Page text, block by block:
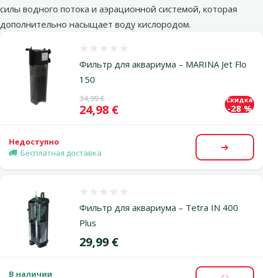
силы водного потока и аэрационной системой, которая
дополнительно насыщает воду кислородом.
Фильтр для аквариума – MARINA Jet Flo
150
Исходная цена
34,99 €
Цена
24,98 €
Скидка
-28 %
Недоступно
Бесплатная доставка
Фильтр для аквариума – Tetra IN 400
Plus
Цена
29,99 €
В наличии